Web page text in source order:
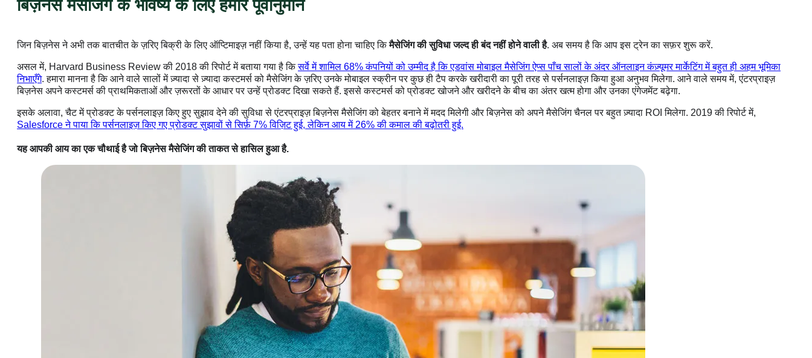
बिज़नेस मैसेजिंग के भविष्य के लिए हमारे पूर्वानुमान
जिन बिज़नेस ने अभी तक बातचीत के ज़रिए बिक्री के लिए ऑप्टिमाइज़ नहीं किया है, उन्हें यह पता होना चाहिए किमैसेजिंग की सुविधा जल्द ही बंद नहीं होने वाली है. अब समय है कि आप इस ट्रेन का सफ़र शुरू करें.
असल में, Harvard Business Review की 2018 की रिपोर्ट में बताया गया है किसर्वे में शामिल 68% कंपनियों को उम्मीद है कि एडवांस मोबाइल मैसेजिंग ऐप्स पाँच सालों के अंदर ऑनलाइन कंज़्यूमर मार्केटिंग में बहुत ही अहम भूमिका
निभाएँगे. हमारा मानना है कि आने वाले सालों में ज़्यादा से ज़्यादा कस्टमर्स को मैसेजिंग के ज़रिए उनके मोबाइल स्क्रीन पर कुछ ही टैप करके खरीदारी का पूरी तरह से पर्सनलाइज़ किया हुआ अनुभव मिलेगा. आने वाले समय में, एंटरप्राइज़
बिज़नेस अपने कस्टमर्स की प्राथमिकताओं और ज़रूरतों के आधार पर उन्हें प्रोडक्ट दिखा सकते हैं. इससे कस्टमर्स को प्रोडक्ट खोजने और खरीदने के बीच का अंतर खत्म होगा और उनका एंगेजमेंट बढ़ेगा.
इसके अलावा, चैट में प्रोडक्ट के पर्सनलाइज़ किए हुए सुझाव देने की सुविधा से एंटरप्राइज़ बिज़नेस मैसेजिंग को बेहतर बनाने में मदद मिलेगी और बिज़नेस को अपने मैसेजिंग चैनल पर बहुत ज़्यादा ROI मिलेगा. 2019 की रिपोर्ट में,
Salesforce ने पाया कि पर्सनलाइज़ किए गए प्रोडक्ट सुझावों से सिर्फ़ 7% विज़िट हुई, लेकिन आय में 26% की कमाल की बढ़ोतरी हुई.
यह आपकी आय का एक चौथाई है जो बिज़नेस मैसेजिंग की ताकत से हासिल हुआ है.